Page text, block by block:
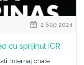
2 Sep 2024
cu sprijinul ICR
Internaționale